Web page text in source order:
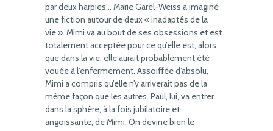
par deux harpies… Marie Garel-Weiss a imaginé
une fiction autour de deux « inadaptés de la
vie ». Mimi va au bout de ses obsessions et est
totalement acceptée pour ce qu’elle est, alors
que dans la vie, elle aurait probablement été
vouée à l’enfermement. Assoiffée d’absolu,
Mimi a compris qu’elle n’y arriverait pas de la
même façon que les autres. Paul, lui, va entrer
dans la sphère, à la fois jubilatoire et
angoissante, de Mimi. On devine bien le